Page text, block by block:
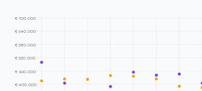
€ 700.000
€ 640.000
€ 580.000
€ 520.000
€ 460.000
€ 400.000